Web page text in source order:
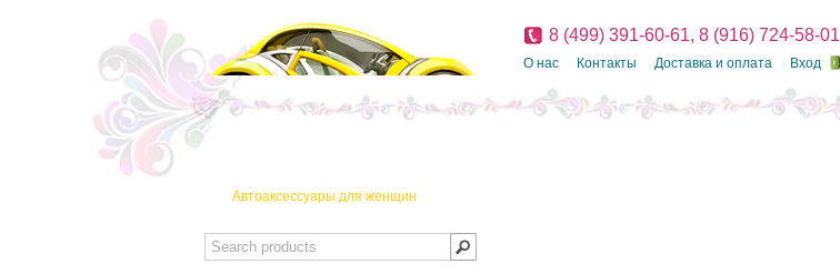
Автоаксессуары для женщин
8 (499) 391-60-61, 8 (916) 724-58-01
О нас Контакты Доставка и оплата Вход
2180.00 руб.
1800.00 руб.
Набор "Леопард"
1800.00 руб.
Набор "Кошка-подружка"